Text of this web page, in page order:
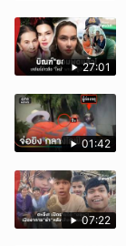
27:01
01:42
07:22